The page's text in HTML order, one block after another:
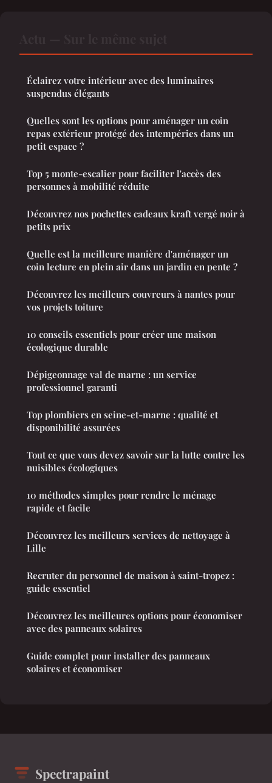
Éclairez votre intérieur avec des luminaires
suspendus élégants
Quelles sont les options pour aménager un coin
repas extérieur protégé des intempéries dans un
petit espace ?
Top 5 monte-escalier pour faciliter l'accès des
personnes à mobilité réduite
Découvrez nos pochettes cadeaux kraft vergé noir à
petits prix
Quelle est la meilleure manière d'aménager un
coin lecture en plein air dans un jardin en pente ?
Découvrez les meilleurs couvreurs à nantes pour
vos projets toiture
10 conseils essentiels pour créer une maison
écologique durable
Dépigeonnage val de marne : un service
professionnel garanti
Top plombiers en seine-et-marne : qualité et
disponibilité assurées
Tout ce que vous devez savoir sur la lutte contre les
nuisibles écologiques
10 méthodes simples pour rendre le ménage
rapide et facile
Découvrez les meilleurs services de nettoyage à
Lille
Recruter du personnel de maison à saint-tropez :
guide essentiel
Découvrez les meilleures options pour économiser
avec des panneaux solaires
Guide complet pour installer des panneaux
solaires et économiser
Spectrapaint